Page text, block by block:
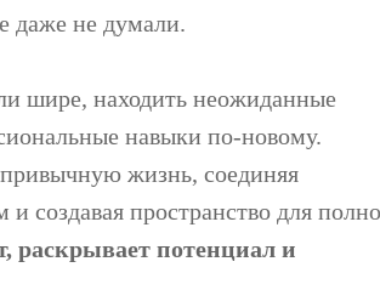
даже не думали.
шире, находить неожиданные
навыки по-новому.
жизнь, соединяя
создавая пространство для
раскрывает потенциал и